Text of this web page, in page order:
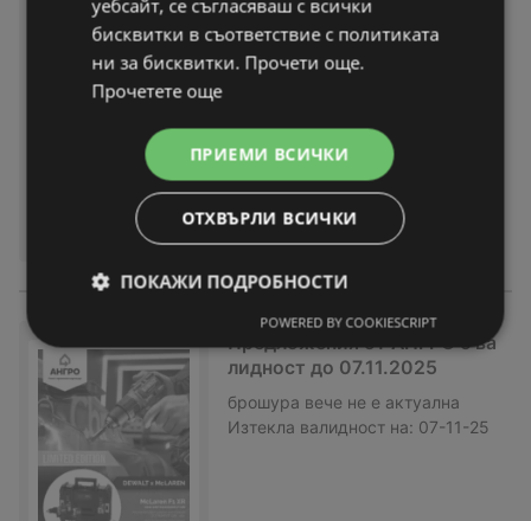
Черен месец в АНГРО с вали
дност до 07.12.2025
брошура вече не е актуална
Предложения от АНГРО с ва
лидност до 07.11.2025
брошура вече не е актуална
Изтекла валидност на: 07-11-25
уебсайт, се съгласяваш с всички
бисквитки в съответствие с политиката
ни за бисквитки. Прочети още.
Прочетете още
ПРИЕМИ ВСИЧКИ
ОТХВЪРЛИ ВСИЧКИ
ПОКАЖИ ПОДРОБНОСТИ
POWERED BY COOKIESCRIPT